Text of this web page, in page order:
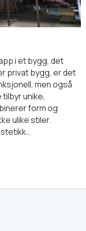
i et bygg, det
privat bygg, er det
men også
unike,
form og
ulike stiler.